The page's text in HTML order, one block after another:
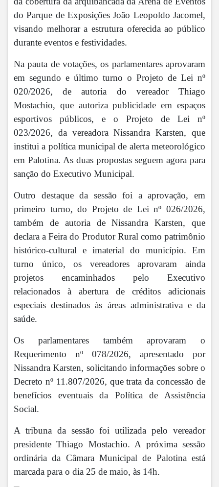
do Parque de Exposições João Leopoldo Jacomel,
visando melhorar a estrutura oferecida ao público
durante eventos e festividades.
Na pauta de votações, os parlamentares aprovaram
em segundo e último turno o Projeto de Lei nº
020/2026, de autoria do vereador Thiago
Mostachio, que autoriza publicidade em espaços
esportivos públicos, e o Projeto de Lei nº
023/2026, da vereadora Nissandra Karsten, que
institui a política municipal de alerta meteorológico
em Palotina. As duas propostas seguem agora para
sanção do Executivo Municipal.
Outro destaque da sessão foi a aprovação, em
primeiro turno, do Projeto de Lei nº 026/2026,
também de autoria de Nissandra Karsten, que
declara a Feira do Produtor Rural como patrimônio
histórico-cultural e imaterial do município. Em
turno único, os vereadores aprovaram ainda
projetos encaminhados pelo Executivo
relacionados à abertura de créditos adicionais
especiais destinados às áreas administrativa e da
saúde.
Os parlamentares também aprovaram o
Requerimento nº 078/2026, apresentado por
Nissandra Karsten, solicitando informações sobre o
Decreto nº 11.807/2026, que trata da concessão de
benefícios eventuais da Política de Assistência
Social.
A tribuna da sessão foi utilizada pelo vereador
presidente Thiago Mostachio. A próxima sessão
ordinária da Câmara Municipal de Palotina está
marcada para o dia 25 de maio, às 14h.